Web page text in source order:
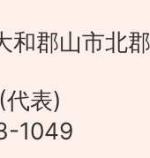
郡山市北
表)
1049